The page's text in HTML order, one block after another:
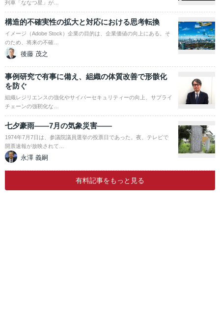
列車「ななつ星」が…
構造的不確実性の拡大と対応における思考転換
イメージ（Adobe Stock）企業の目的は、企業価値の向上にある。そ
のため、将来の不確…
後藤 茂之
事例研究で有事に備え、組織の体質改善で形骸化
を防ぐ
組織レジリエンスの強化やサイバーセキュリティーの向上、サプライ
チェーンの強靭化な…
七夕豪雨――7月の気象災害――
1974年7月7日は、参議院議員選挙の投票日であった。夜、テレビで
開票速報が放映されて…
永澤 義嗣
有料記事をもっと見る